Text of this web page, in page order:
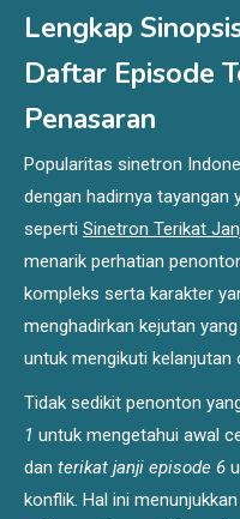
Lengkap
Daftar Episode
Penasaran
Popularitas sinetron
dengan hadirnya tayangan
seperti Sinetron Terikat
menarik perhatian
kompleks serta karakter
menghadirkan kejutan
untuk mengikuti kelanjutan
Tidak sedikit penonton
1 untuk mengetahui awal
dan terikat janji episode 6
konflik. Hal ini